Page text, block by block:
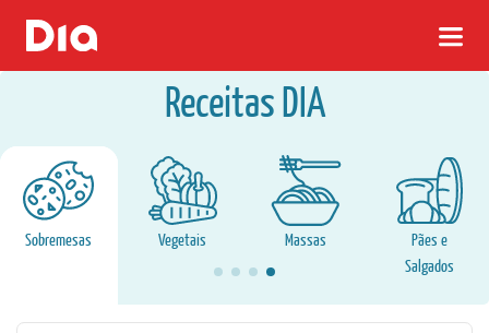
Receitas DIA
Sobremesas Vegetais Massas
Pães e
Salgados